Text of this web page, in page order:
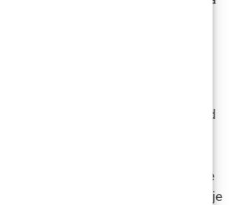
i nedostatke, a važno je odabrati
tip kože i kose.
je najbrži i najučinkovitiji laser za
ali je manje učinkovit kod osoba
laser je, pak, manje učinkovit od
ali je manje bolan i ima manje
je učinkovit na svim tipovima
od aleksandritnog lasera, ali nije
laser. Konačno, Ruby laser je